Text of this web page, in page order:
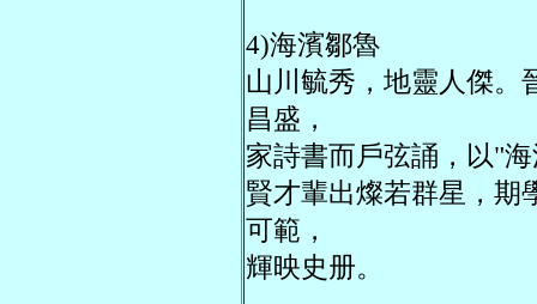
4)海濱鄒魯
山川毓秀，地靈人傑。
昌盛，
家詩書而戶弦誦，以"
賢才輩出燦若群星，期
可範，
輝映史册。